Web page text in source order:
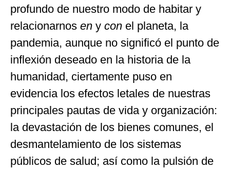
profundo de nuestro modo de habitar y
relacionarnos en y con el planeta, la
pandemia, aunque no significó el punto de
inflexión deseado en la historia de la
humanidad, ciertamente puso en
evidencia los efectos letales de nuestras
principales pautas de vida y organización:
la devastación de los bienes comunes, el
desmantelamiento de los sistemas
públicos de salud; así como la pulsión de